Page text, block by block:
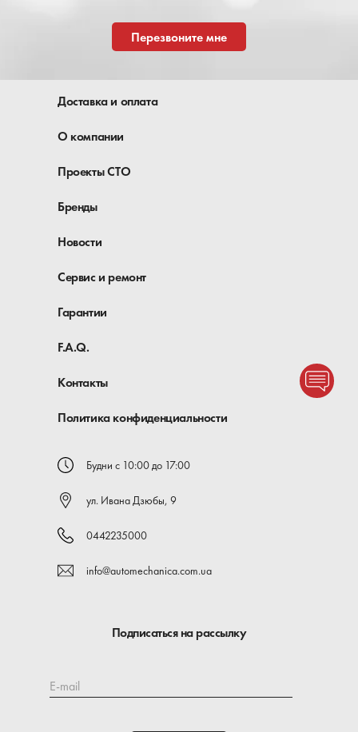
Перезвоните мне
Доставка и оплата
О компании
Проекты СТО
Бренды
Новости
Сервис и ремонт
Гарантии
F.A.Q.
Контакты
Политика конфиденциальности
Будни с 10:00 до 17:00
ул. Ивана Дзюбы, 9
0442235000
info@automechanica.com.ua
Подписаться на рассылку
E-mail